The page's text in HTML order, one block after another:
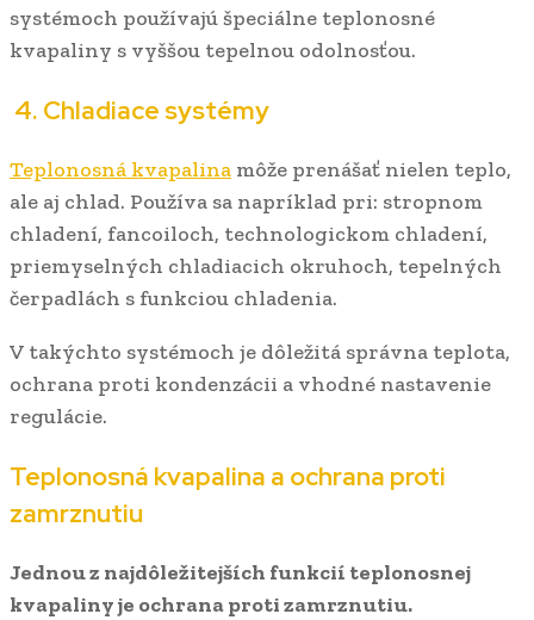
systémoch používajú špeciálne teplonosné
kvapaliny s vyššou tepelnou odolnosťou.
4. Chladiace systémy
Teplonosná kvapalina môže prenášať nielen teplo,
ale aj chlad. Používa sa napríklad pri: stropnom
chladení, fancoiloch, technologickom chladení,
priemyselných chladiacich okruhoch, tepelných
čerpadlách s funkciou chladenia.
V takýchto systémoch je dôležitá správna teplota,
ochrana proti kondenzácii a vhodné nastavenie
regulácie.
Teplonosná kvapalina a ochrana proti
zamrznutiu
Jednou z najdôležitejších funkcií teplonosnej
kvapaliny je ochrana proti zamrznutiu.